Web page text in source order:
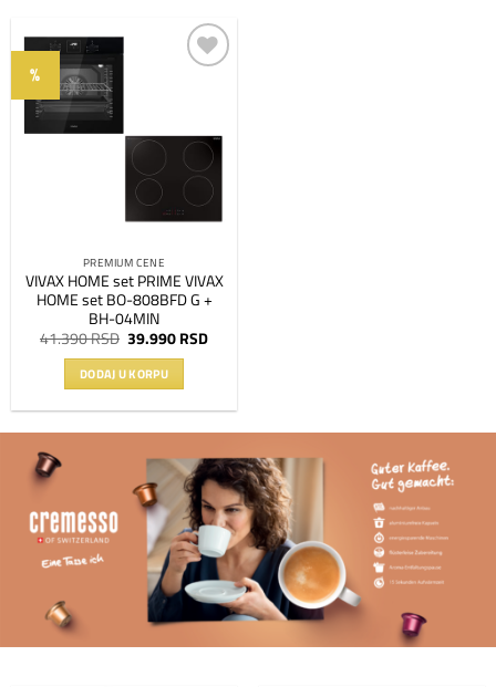
%
želja
PREMIUM CENE
VIVAX HOME set PRIME VIVAX
HOME set BO-808BFD G +
BH-04MIN
41.390RSD Originalna
cena
je
bila:
41.390 RSD.
39.990 RSDTrenutna
DODAJ U KORPU